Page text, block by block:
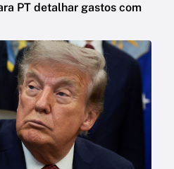
PT detalhar gastos com